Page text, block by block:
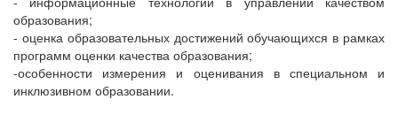
образования;
- оценка образовательных достижений обучающихся в рамках
программ оценки качества образования;
-особенности измерения и оценивания в специальном и
инклюзивном образовании.